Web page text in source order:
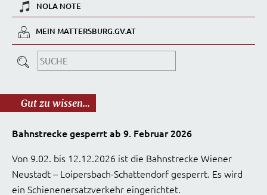
NOLA NOTE
MEIN MATTERSBURG.GV.AT
Gut zu wissen...
Bahnstrecke gesperrt ab 9. Februar 2026
Von 9.02. bis 12.12.2026 ist die Bahnstrecke Wiener
Neustadt – Loipersbach-Schattendorf gesperrt. Es wird
ein Schienenersatzverkehr eingerichtet.